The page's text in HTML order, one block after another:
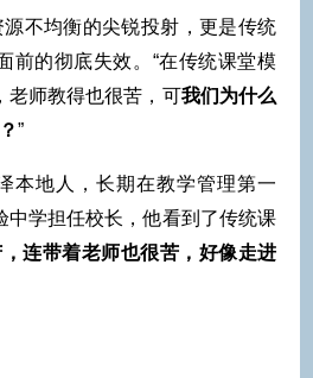
不均衡的尖锐投射，更是传统
前的彻底失效。“在传统课堂模
老师教得也很苦，可我们为什么
”
本地人，长期在教学管理第一
中学担任校长，他看到了传统课
连带着老师也很苦，好像走进